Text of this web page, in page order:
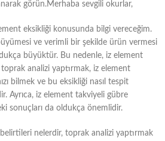
görün.Merhaba sevgili okurlar,
eksikliği konusunda bilgi vereceğim.
ve verimli bir şekilde ürün vermesi
büyüktür. Bu nedenle, iz element
analizi yaptırmak, iz element
bilmek ve bu eksikliği nasıl tespit
Ayrıca, iz element takviyeli gübre
sonuçları da oldukça önemlidir.
belirtileri nelerdir, toprak analizi yaptırmak